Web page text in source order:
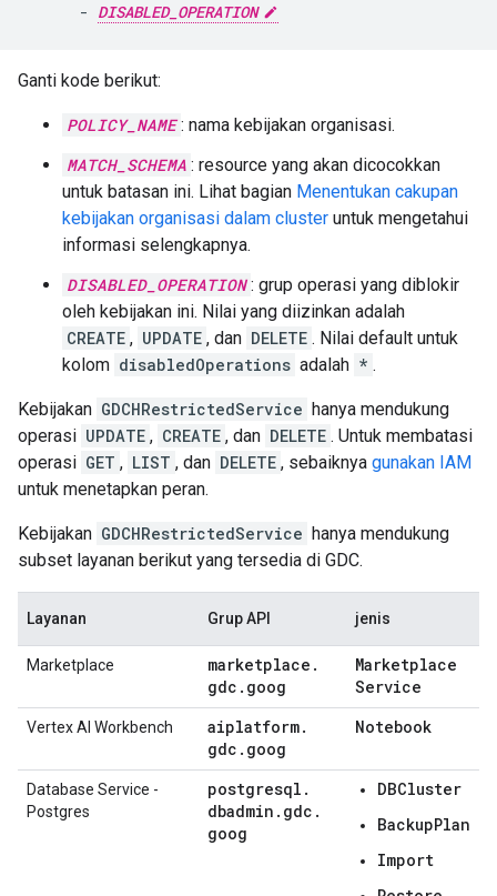
- DISABLED_OPERATION
Ganti kode berikut:
POLICY_NAME : nama kebijakan organisasi.
MATCH_SCHEMA : resource yang akan dicocokkan
untuk batasan ini. Lihat bagian Menentukan cakupan
kebijakan organisasi dalam cluster untuk mengetahui
informasi selengkapnya.
DISABLED_OPERATION : grup operasi yang diblokir
oleh kebijakan ini. Nilai yang diizinkan adalah
CREATE , UPDATE , dan DELETE . Nilai default untuk
kolom disabledOperations adalah * .
Kebijakan GDCHRestrictedService hanya mendukung
operasi UPDATE , CREATE , dan DELETE . Untuk membatasi
operasi GET , LIST , dan DELETE , sebaiknya gunakan IAM
untuk menetapkan peran.
Kebijakan GDCHRestrictedService hanya mendukung
subset layanan berikut yang tersedia di GDC.
Layanan Grup API jenis
Marketplace marketplace .
gdc . goog
Marketplace
Service
Vertex AI Workbench aiplatform.
gdc . goog
Notebook
Database Service -
Postgres
postgresql .
dbadmin . gdc .
goog
DBCluster
BackupPlan
Import